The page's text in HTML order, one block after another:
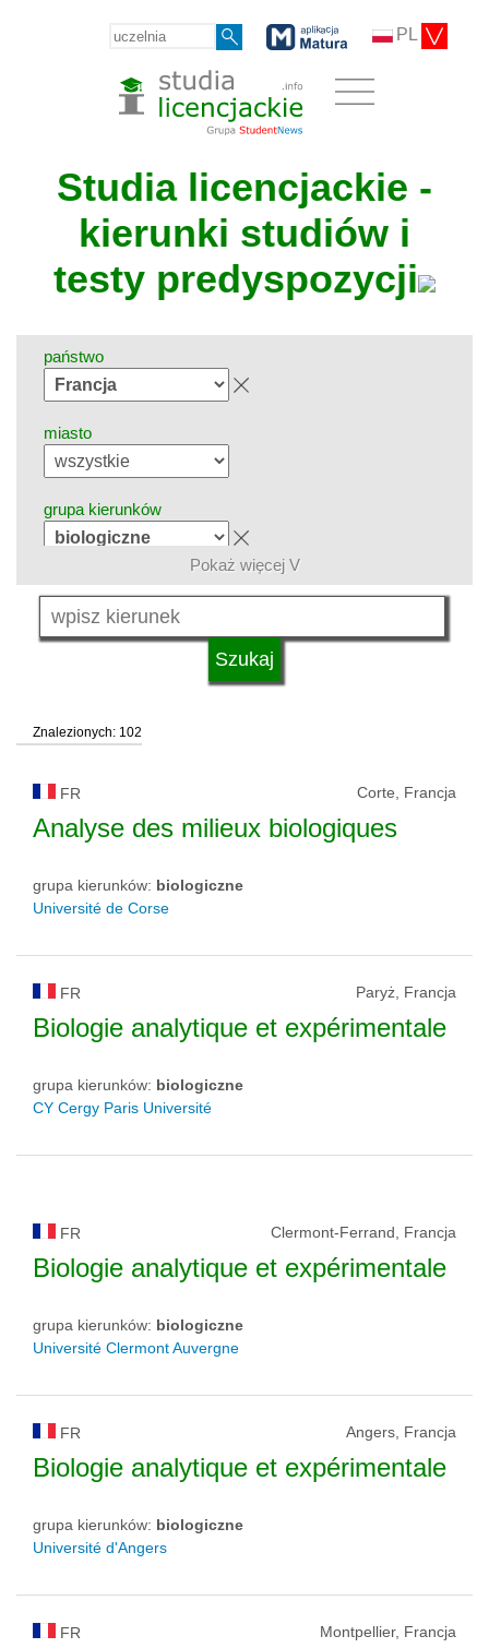
PL
Studia licencjackie -
kierunki studiów i
testy predyspozycji
państwo
miasto
grupa kierunków
język
typ uczelni
status uczelni
Pokaż więcej V
Znalezionych: 102
FR Corte, Francja
Analyse des milieux biologiques
grupa kierunków: biologiczne
Université de Corse
FR Paryż, Francja
Biologie analytique et expérimentale
grupa kierunków: biologiczne
CY Cergy Paris Université
FR Clermont-Ferrand, Francja
Biologie analytique et expérimentale
grupa kierunków: biologiczne
Université Clermont Auvergne
FR Angers, Francja
Biologie analytique et expérimentale
grupa kierunków: biologiczne
Université d'Angers
FR Montpellier, Francja